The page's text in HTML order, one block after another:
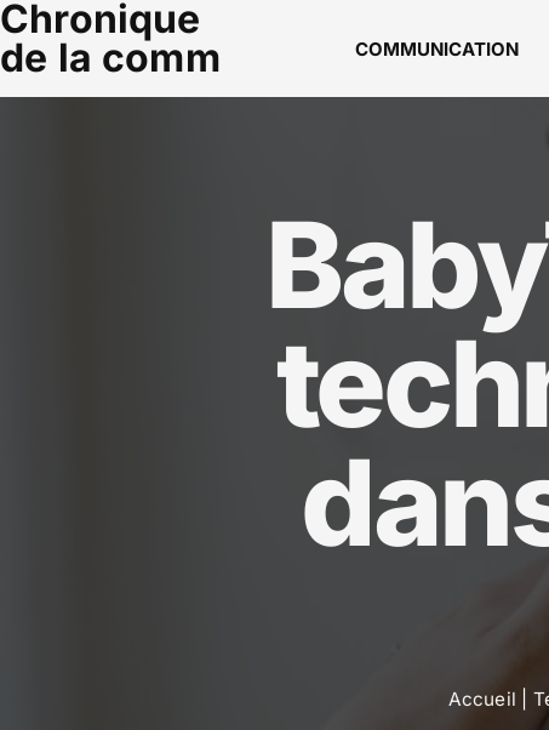
Chronique
de la comm
COMMUNICATION
Accueil